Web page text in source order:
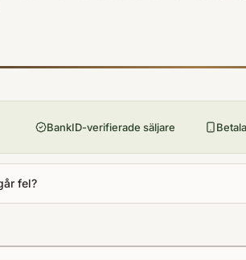
Utgivningsår
859
Språk
Svenska
Inbunden
BankID-verifierade säljare
fel?